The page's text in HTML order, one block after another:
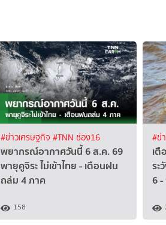
#ข่าวเศรษฐกิจ #TNN ช่อง16
พยากรณ์อากาศวันนี้ 6 ส.ค. 69
พายุคูจิระ ไม่เข้าไทย - เตือนฝน
ถล่ม 4 ภาค
158
#ข่
เตื
ระ
6